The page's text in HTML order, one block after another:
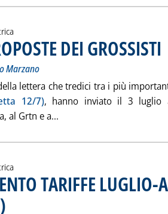
DEI GROSSISTI
Marzano
lettera che tredici tra i più
12/7), hanno inviato il 3 luglio
al Grtn e a...
TARIFFE LUGLIO-